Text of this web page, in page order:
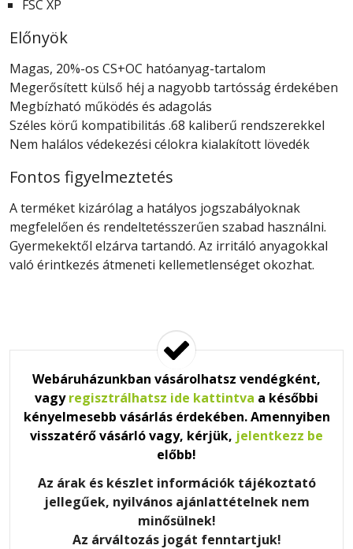
FSC XP
Előnyök
Magas, 20%-os CS+OC hatóanyag-tartalom
Megerősített külső héj a nagyobb tartósság érdekében
Megbízható működés és adagolás
Széles körű kompatibilitás .68 kaliberű rendszerekkel
Nem halálos védekezési célokra kialakított lövedék
Fontos figyelmeztetés
A terméket kizárólag a hatályos jogszabályoknak
megfelelően és rendeltetésszerűen szabad használni.
Gyermekektől elzárva tartandó. Az irritáló anyagokkal
való érintkezés átmeneti kellemetlenséget okozhat.
Webáruházunkban vásárolhatsz vendégként,
vagyregisztrálhatsz ide kattintva a későbbi
kényelmesebb vásárlás érdekében. Amennyiben
visszatérő vásárló vagy, kérjük, jelentkezz be
előbb!
Az árak és készlet információk tájékoztató
jellegűek, nyilvános ajánlattételnek nem
minősülnek!
Az árváltozás jogát fenntartjuk!